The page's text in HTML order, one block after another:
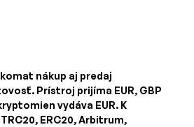
nákup aj predaj
Prístroj prijíma EUR, GBP
vydáva EUR. K
ERC20, Arbitrum,